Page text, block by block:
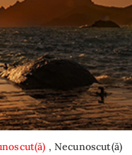
, Necunoscut(ă)